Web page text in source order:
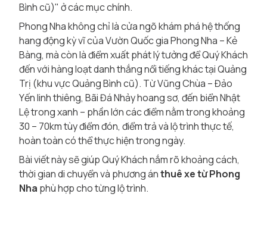
Bình cũ)" ở các mục chính.
Phong Nha không chỉ là cửa ngõ khám phá hệ thống
hang động kỳ vĩ của Vườn Quốc gia Phong Nha – Kẻ
Bàng, mà còn là điểm xuất phát lý tưởng để Quý Khách
đến với hàng loạt danh thắng nổi tiếng khác tại Quảng
Trị (khu vực Quảng Bình cũ). Từ Vũng Chùa – Đảo
Yến linh thiêng, Bãi Đá Nhảy hoang sơ, đến biển Nhật
Lệ trong xanh – phần lớn các điểm nằm trong khoảng
30 – 70km tùy điểm đón, điểm trả và lộ trình thực tế,
hoàn toàn có thể thực hiện trong ngày.
Bài viết này sẽ giúp Quý Khách nắm rõ khoảng cách,
thời gian di chuyển và phương ánthuê xe từ Phong
Nha phù hợp cho từng lộ trình.